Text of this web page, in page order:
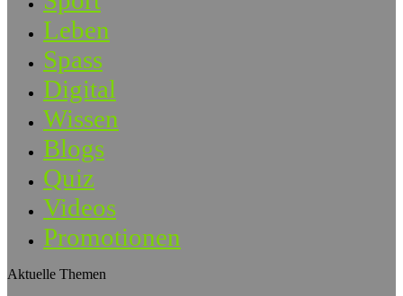
Leben
Spass
Digital
Wissen
Blogs
Quiz
Videos
Promotionen
Aktuelle Themen